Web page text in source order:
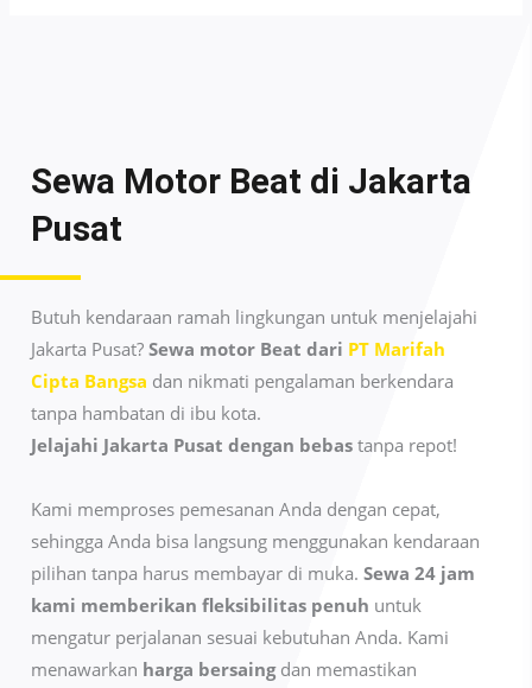
Sewa Motor Beat di Jakarta
Pusat
Butuh kendaraan ramah lingkungan untuk menjelajahi
Jakarta Pusat?Sewa motor Beat dari PT Marifah
Cipta Bangsa dan nikmati pengalaman berkendara
tanpa hambatan di ibu kota.
Jelajahi Jakarta Pusat dengan bebas tanpa repot!
Kami memproses pemesanan Anda dengan cepat,
sehingga Anda bisa langsung menggunakan kendaraan
pilihan tanpa harus membayar di muka.Sewa 24 jam
kami memberikan fleksibilitas penuh untuk
mengatur perjalanan sesuai kebutuhan Anda. Kami
menawarkan harga bersaingdan memastikan